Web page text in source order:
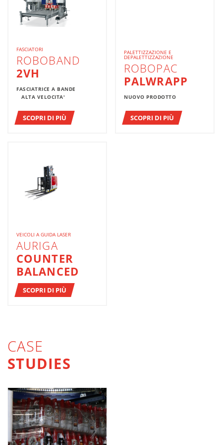
FASCIATORI
ROBOBAND
2VH
FASCIATRICE A BANDE
ALTA VELOCITA'
SCOPRI DI PIÙ
PALETTIZZAZIONE E
DEPALETTIZZAZIONE
ROBOPAC
PALWRAPP
NUOVO PRODOTTO
SCOPRI DI PIÙ
VEICOLI A GUIDA LASER
AURIGA
COUNTER
BALANCED
SCOPRI DI PIÙ
CASE
STUDIES